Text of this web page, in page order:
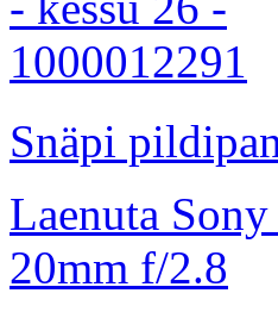
Snäpi
Laenuta
20mm f/2.8